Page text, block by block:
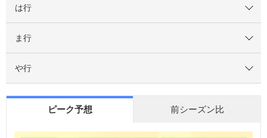
は行
ま行
や行
ピーク予想 前シーズン比